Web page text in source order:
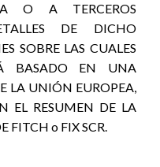
O A TERCEROS
DE DICHO
SOBRE LAS CUALES
BASADO EN UNA
LA UNIÓN EUROPEA,
EL RESUMEN DE LA
FITCH o FIX SCR.